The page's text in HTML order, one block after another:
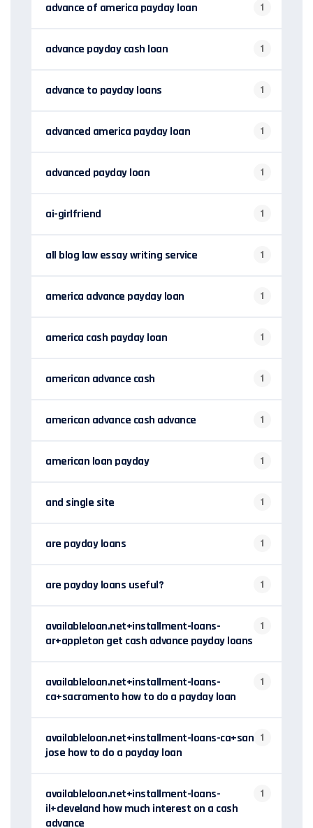
advance of america payday loan 1
advance payday cash loan 1
advance to payday loans 1
advanced america payday loan 1
advanced payday loan 1
ai-girlfriend 1
all blog law essay writing service 1
america advance payday loan 1
america cash payday loan 1
american advance cash 1
american advance cash advance 1
american loan payday 1
and single site 1
are payday loans 1
are payday loans useful? 1
availableloan.net+installment-loans-
ar+appleton get cash advance payday loans
1
availableloan.net+installment-loans-
ca+sacramento how to do a payday loan
1
availableloan.net+installment-loans-ca+san-
jose how to do a payday loan
1
availableloan.net+installment-loans-
il+cleveland how much interest on a cash
advance
1